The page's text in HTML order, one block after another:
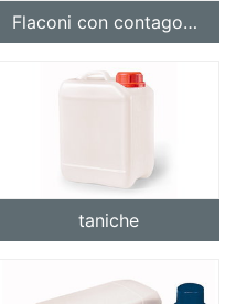
Flaconi con contagocce
taniche